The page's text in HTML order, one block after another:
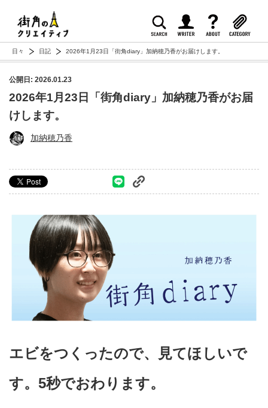
日々 日記 2026年1月23日「街角diary」加納穂乃香がお届けします。
公開日: 2026.01.23
2026年1月23日「街角diary」加納穂乃香がお届
けします。
加納穂乃香
エビをつくったので、見てほしいで
す。5秒でおわります。